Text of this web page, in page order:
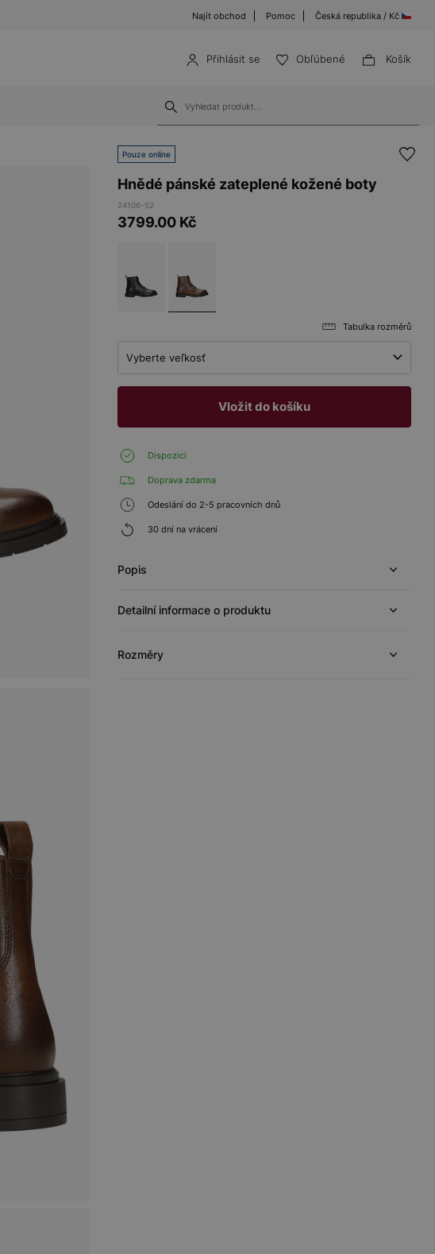
Najít obchod Pomoc Česká republika / Kč
Přihlásit se Obľúbené Košík
Pouze online
Hnědé pánské zateplené kožené boty
24106-52
3799.00 Kč
Tabulka rozměrů
Vyberte veľkosť
Vložit do košíku
Dispozici
Doprava zdarma
Odeslání do 2-5 pracovních dnů
30 dní na vrácení
Popis
Detailní informace o produktu
Rozměry